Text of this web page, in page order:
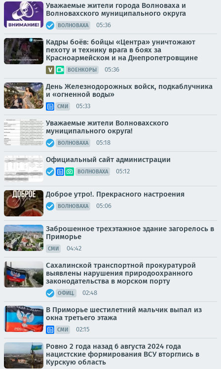
Уважаемые жители города Волноваха и
Волновахского муниципального округа
ВОЛНОВАХА 05:36
Кадры боёв: бойцы «Центра» уничтожают
пехоту и технику врага в боях за
Красноармейском и на Днепропетровщине
ВОЕНКОРЫ 05:36
День Железнодорожных войск, подкаблучника
и «огненной воды»
СМИ 05:33
Уважаемые жители Волновахского
муниципального округа!
ВОЛНОВАХА 05:18
Официальный сайт администрации
ВОЛНОВАХА 05:12
Доброе утро!. Прекрасного настроения
ВОЛНОВАХА 05:06
Заброшенное трехэтажное здание загорелось в
Приморье
СМИ 04:42
Сахалинской транспортной прокуратурой
выявлены нарушения природоохранного
законодательства в морском порту
ОФИЦ. 02:48
В Приморье шестилетний мальчик выпал из
окна третьего этажа
СМИ 02:15
Ровно 2 года назад 6 августа 2024 года
нацистские формирования ВСУ вторглись в
Курскую область